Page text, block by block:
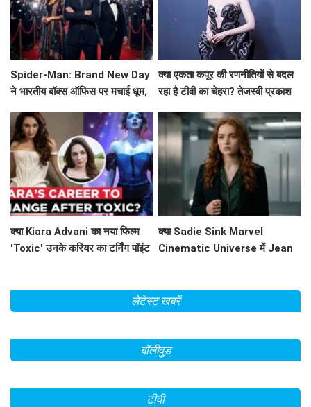
Spider-Man: Brand New Day
ने भारतीय बॉक्स ऑफिस पर मचाई धूम,
पीछे!
क्या एकता कपूर की रणनीतियों से बदल
रहा है टीवी का चेहरा? तेजस्वी प्रकाश
क्या Kiara Advani का नया फिल्म
'Toxic' उनके करियर का टर्निंग पॉइंट
क्या Sadie Sink Marvel
Cinematic Universe में Jean
लेटेस्ट खबरें
बॉलीवुड
टीवी